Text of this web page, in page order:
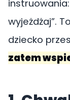
instruowania:
wyjeżdżaj”.
dziecko
zatem